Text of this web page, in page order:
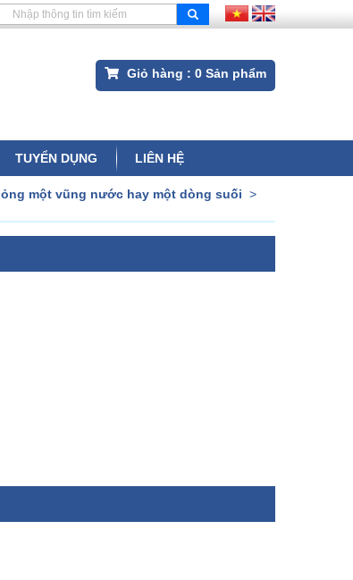
Giỏ hàng : 0 Sản phẩm
TUYỂN DỤNG LIÊN HỆ
một vũng nước hay một dòng suối >